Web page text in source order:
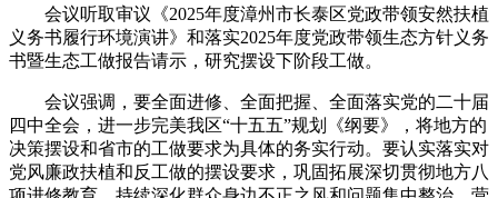
会议听取审议《2025年度漳州市长泰区党政带领安然扶植
义务书履行环境演讲》和落实2025年度党政带领生态方针义务
书暨生态工做报告请示，研究摆设下阶段工做。
会议强调，要全面进修、全面把握、全面落实党的二十届
四中全会，进一步完美我区“十五五”规划《纲要》，将地方的
决策摆设和省市的工做要求为具体的务实行动。要认实落实对
党风廉政扶植和反工做的摆设要求，巩固拓展深切贯彻地方八